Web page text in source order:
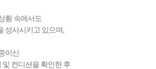
황 속에서도
성사시키고 있으며,
이신
및 컨디션을 확인한 후